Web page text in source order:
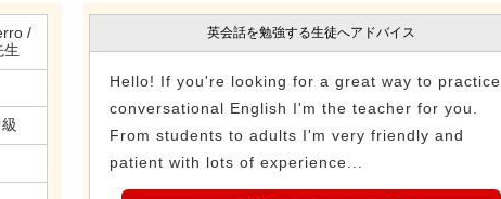
/
生
英会話を勉強する生徒へアドバイス
Hello! If you're looking for a great way to practice
conversational English I'm the teacher for you.
From students to adults I'm very friendly and
patient with lots of experience...